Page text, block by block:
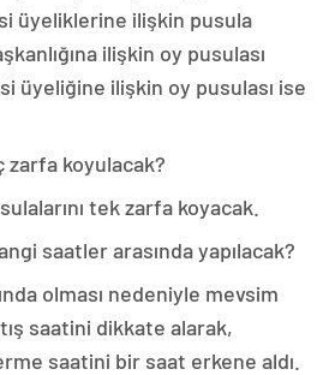
üyeliklerine ilişkin pusula
ilişkin oy pusulası
üyeliğine ilişkin oy pusulası ise
zarfa koyulacak?
tek zarfa koyacak.
saatler arasında yapılacak?
olması nedeniyle mevsim
saatini dikkate alarak,
saatini bir saat erkene aldı.